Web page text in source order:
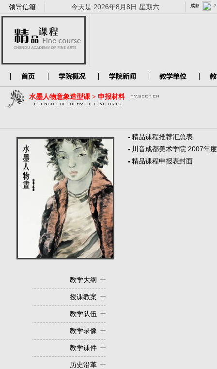
领导信箱 今天是:2026年8月8日 星期六
水墨人物意象造型课 > 申报材料
教学大纲
授课教案
教学队伍
教学录像
教学课件
历史沿革
精品课程推荐汇总表
川音成都美术学院 2007年
精品课程申报表封面